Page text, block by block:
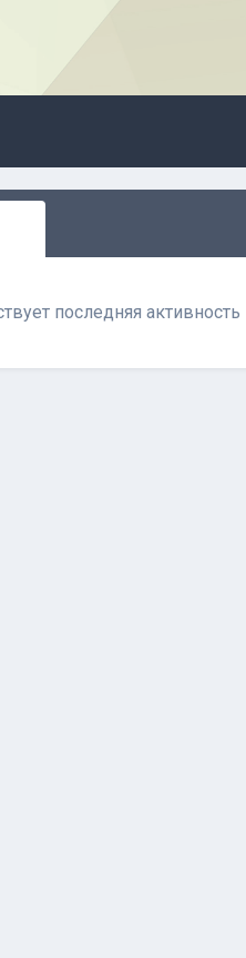
последняя активность